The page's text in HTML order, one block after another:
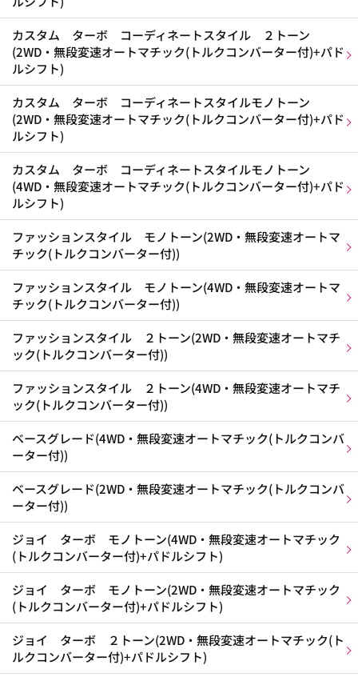
カスタム ターボ コーディネートスタイル ２トーン
(2WD・無段変速オートマチック(トルクコンバーター付)+パド
ルシフト)
カスタム ターボ コーディネートスタイルモノトーン
(2WD・無段変速オートマチック(トルクコンバーター付)+パド
ルシフト)
カスタム ターボ コーディネートスタイルモノトーン
(4WD・無段変速オートマチック(トルクコンバーター付)+パド
ルシフト)
ファッションスタイル モノトーン(2WD・無段変速オートマ
チック(トルクコンバーター付))
ファッションスタイル モノトーン(4WD・無段変速オートマ
チック(トルクコンバーター付))
ファッションスタイル ２トーン(2WD・無段変速オートマチ
ック(トルクコンバーター付))
ファッションスタイル ２トーン(4WD・無段変速オートマチ
ック(トルクコンバーター付))
ベースグレード(4WD・無段変速オートマチック(トルクコンバ
ーター付))
ベースグレード(2WD・無段変速オートマチック(トルクコンバ
ーター付))
ジョイ ターボ モノトーン(4WD・無段変速オートマチック
(トルクコンバーター付)+パドルシフト)
ジョイ ターボ モノトーン(2WD・無段変速オートマチック
(トルクコンバーター付)+パドルシフト)
ジョイ ターボ ２トーン(2WD・無段変速オートマチック(ト
ルクコンバーター付)+パドルシフト)